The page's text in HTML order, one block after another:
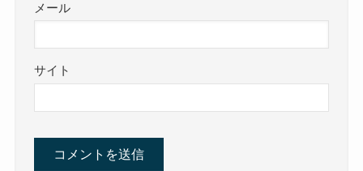
メール
サイト